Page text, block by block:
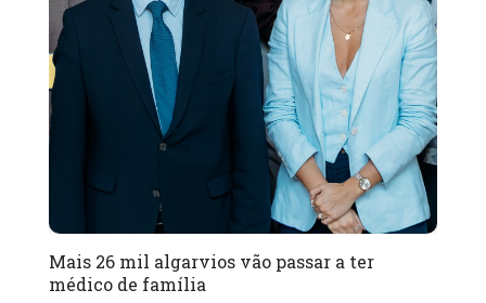
Mais 26 mil algarvios vão passar a ter
médico de família